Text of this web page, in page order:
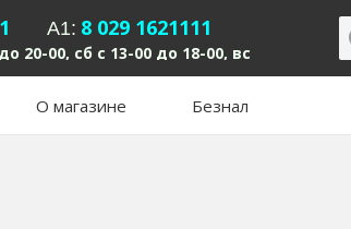
А1: 8 029 1621111
20-00, сб с 13-00 до 18-00, вс
О магазине Безнал